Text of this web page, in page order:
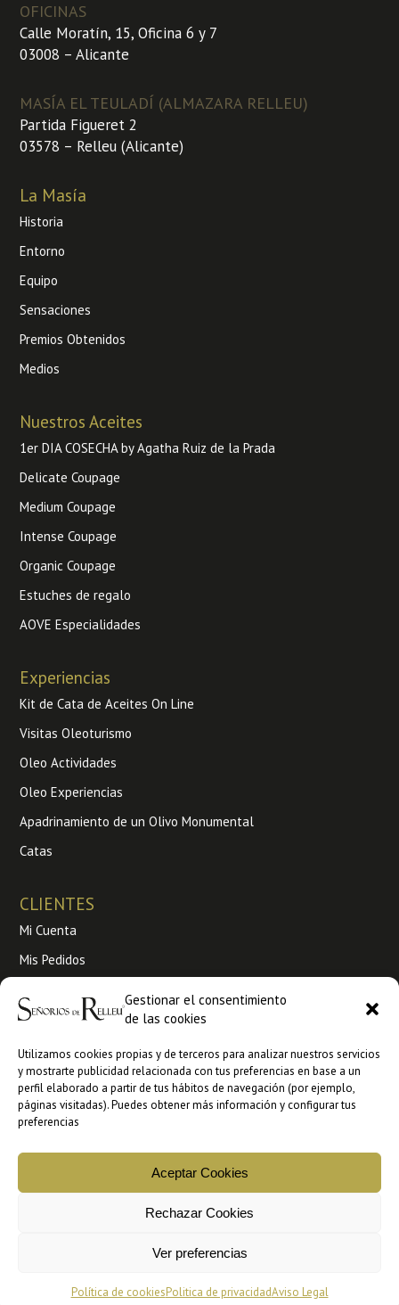
Gestionar el consentimiento
de las cookies
Utilizamos cookies propias y de terceros para analizar nuestros servicios
y mostrarte publicidad relacionada con tus preferencias en base a un
perfil elaborado a partir de tus hábitos de navegación (por ejemplo,
páginas visitadas). Puedes obtener más información y configurar tus
preferencias
Aceptar Cookies
Rechazar Cookies
Ver preferencias
Política de cookiesPolitica de privacidadAviso Legal
OFICINAS
Calle Moratín, 15, Oficina 6 y 7
03008 – Alicante
MASÍA EL TEULADÍ (ALMAZARA RELLEU)
Partida Figueret 2
03578 – Relleu (Alicante)
La Masía
Historia
Entorno
Equipo
Sensaciones
Premios Obtenidos
Medios
Nuestros Aceites
1er DIA COSECHA by Agatha Ruiz de la Prada
Delicate Coupage
Medium Coupage
Intense Coupage
Organic Coupage
Estuches de regalo
AOVE Especialidades
Experiencias
Kit de Cata de Aceites On Line
Visitas Oleoturismo
Oleo Actividades
Oleo Experiencias
Apadrinamiento de un Olivo Monumental
Catas
CLIENTES
Mi Cuenta
Mis Pedidos
Condiciones de venta
Venta a profesionales
Ankorestore
Faire
Copyright © 2026 Señorios de Relleu | Aceite de Oliva Virgen
POLÍTICA DE PRIVACIDADTEXTOS LEGALES